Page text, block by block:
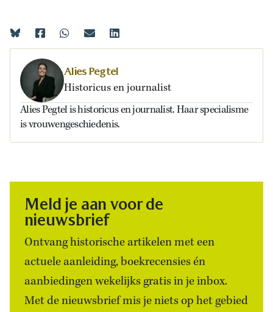
Alies Pegtel
Historicus en journalist
Alies Pegtel is historicus en journalist. Haar specialisme
is vrouwengeschiedenis.
Meld je aan voor de
nieuwsbrief
Ontvang historische artikelen met een
actuele aanleiding, boekrecensies én
aanbiedingen wekelijks gratis in je inbox.
Met de nieuwsbrief mis je niets op het gebied